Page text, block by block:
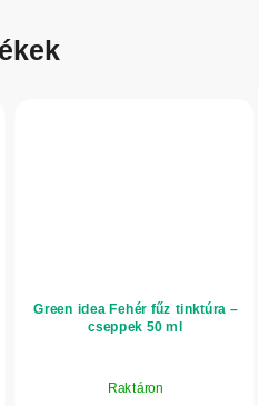
Green idea Fehér fűz tinktúra –
cseppek 50 ml
Raktáron